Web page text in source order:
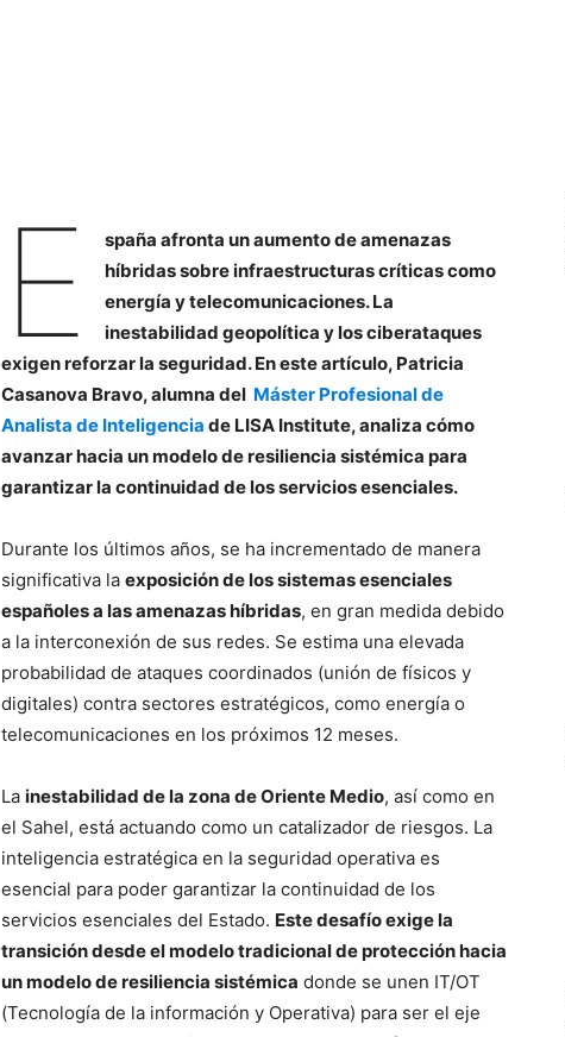
E
spaña afronta un aumento de amenazas
híbridas sobre infraestructuras críticas como
energía y telecomunicaciones. La
inestabilidad geopolítica y los ciberataques
exigen reforzar la seguridad.En este artículo, Patricia
Casanova Bravo, alumna del Máster Profesional de
Analista de Inteligencia de LISA Institute, analiza cómo
avanzar hacia un modelo de resiliencia sistémica para
garantizar la continuidad de los servicios esenciales.
Durante los últimos años, se ha incrementado de manera
significativa laexposición de los sistemas esenciales
españoles a las amenazas híbridas, en gran medida debido
a la interconexión de sus redes. Se estima una elevada
probabilidad de ataques coordinados (unión de físicos y
digitales) contra sectores estratégicos, como energía o
telecomunicaciones en los próximos 12 meses.
Lainestabilidad de la zona de Oriente Medio, así como en
el Sahel, está actuando como un catalizador de riesgos. La
inteligencia estratégica en la seguridad operativa es
esencial para poder garantizar la continuidad de los
servicios esenciales del Estado. Este desafío exige la
transición desde el modelo tradicional de protección hacia
un modelo de resiliencia sistémica donde se unen IT/OT
(Tecnología de la información y Operativa) para ser el eje